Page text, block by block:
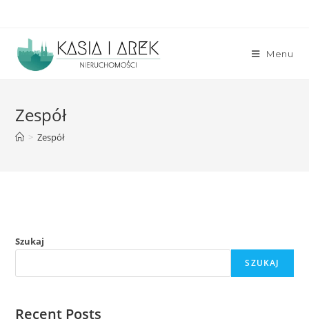
content
Menu
Zespół
> Zespół
Szukaj
SZUKAJ
Recent Posts